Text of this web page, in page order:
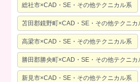
総社市×CAD・SE・その他テクニカル系
苫田郡鏡野町×CAD・SE・その他テクニカ
高梁市×CAD・SE・その他テクニカル系
勝田郡勝央町×CAD・SE・その他テクニカ
新見市×CAD・SE・その他テクニカル系